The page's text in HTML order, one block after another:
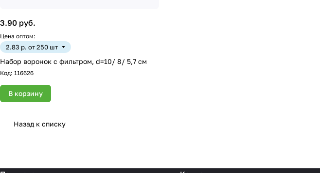
3.90 руб.
Цена оптом:
2.83 р. от 250 шт
Набор воронок с фильтром, d=10/ 8/ 5,7 см
Код: 116626
В корзину
Назад к списку